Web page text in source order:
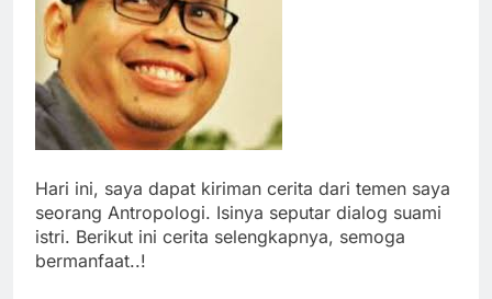
Hari ini, saya dapat kiriman cerita dari temen saya
seorang Antropologi. Isinya seputar dialog suami
istri. Berikut ini cerita selengkapnya, semoga
bermanfaat..!